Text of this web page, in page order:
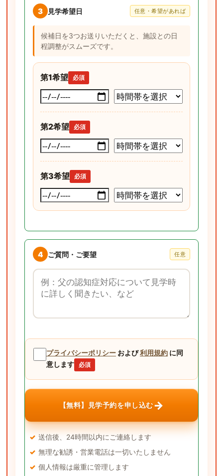
3 見学希望日 任意・希望があれば
候補日を3つお送りいただくと、施設との日
程調整がスムーズです。
第1希望 必須
第2希望 必須
第3希望 必須
4 ご質問・ご要望 任意
ご質問・ご要望
プライバシーポリシー および利用規約 に同
意します
必須
【無料】見学予約を申し込む→
送信後、24時間以内にご連絡します
無理な勧誘・営業電話は一切いたしません
個人情報は厳重に管理します